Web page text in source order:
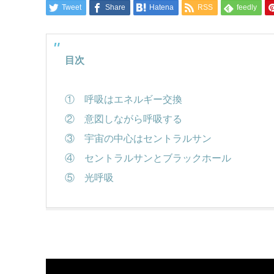
Tweet Share Hatena RSS feedly
目次
① 呼吸はエネルギー交換
② 意図しながら呼吸する
③ 宇宙の中心はセントラルサン
④ セントラルサンとブラックホール
⑤ 光呼吸